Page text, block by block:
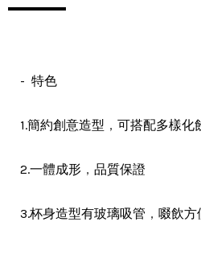
- 特色
1.簡約創意造型 ， 可搭配多樣化
2.一體成形 ， 品質保證
3.杯身造型有玻璃吸管 ， 啜飲方